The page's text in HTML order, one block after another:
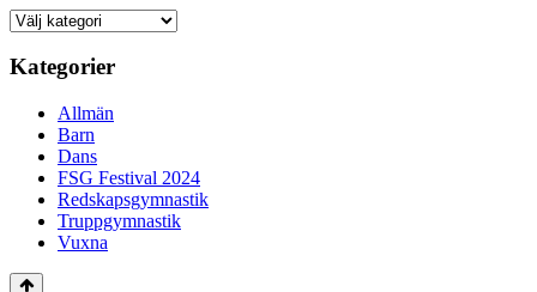
Test
Kategorier
Allmän
Barn
Dans
FSG Festival 2024
Redskapsgymnastik
Truppgymnastik
Vuxna